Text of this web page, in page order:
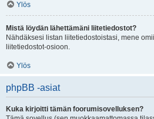
Ylös
Mistä löydän lähettämäni liitetiedostot?
Nähdäksesi listan liitetiedostoistasi, mene
liitetiedostot-osioon.
Ylös
phpBB -asiat
Kuka kirjoitti tämän foorumisovelluksen?